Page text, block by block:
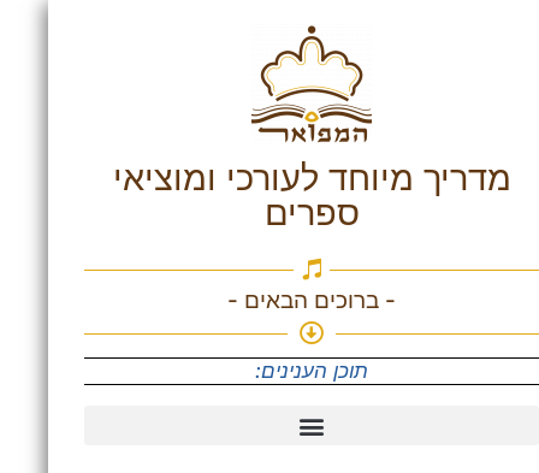
מדריך מיוחד לעורכי ומוציאי
ספרים
- ברוכים הבאים -
תוכן הענינים: